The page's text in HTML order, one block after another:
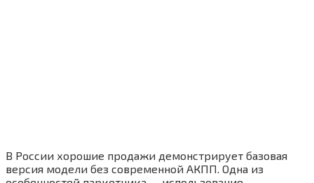
В России хорошие продажи демонстрирует базовая
версия модели без современной АКПП. Одна из